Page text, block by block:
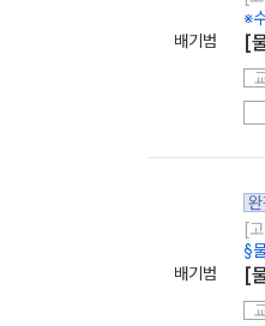
배기범
※
[
배기범
[
§
[